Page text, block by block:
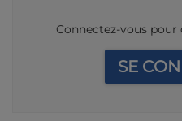
Connectez-vous
SE